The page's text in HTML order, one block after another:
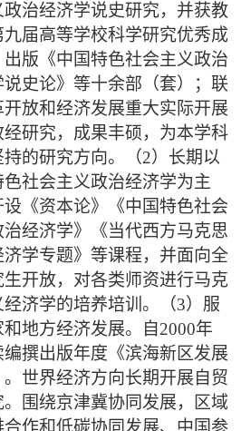
政治经济学说史研究，并获教
九届高等学校科学研究优秀成
出版《中国特色社会主义政治
说史论》等十余部（套）；联
开放和经济发展重大实际开展
经研究，成果丰硕，为本学科
的研究方向。（2）长期以
色社会主义政治经济学为主
设《资本论》《中国特色社会
治经济学》《当代西方马克思
济学专题》等课程，并面向全
生开放，对各类师资进行马克
经济学的培养培训。（3）服
和地方经济发展。自 2000年
编撰出版年度《滨海新区发展
。世界经济方向长期开展自贸
。围绕京津冀协同发展，区域
合作和低碳协同发展、中国参